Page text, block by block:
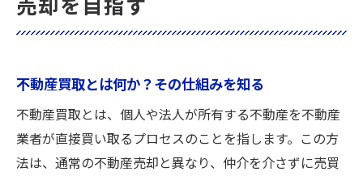
買取プロセスを円滑に進めるための準備
物件査定の重要性不動産売却を成功に導く第一
正確な物件査定が売却成功の鍵
査定価格に影響を与える要因とは？
専門家による査定の利点と注意点
売却を目指す
不動産買取とは何か？その仕組みを知る
不動産買取とは、個人や法人が所有する不動産を不動産
業者が直接買い取るプロセスのことを指します。この方
法は、通常の不動産売却と異なり、仲介を介さずに売買